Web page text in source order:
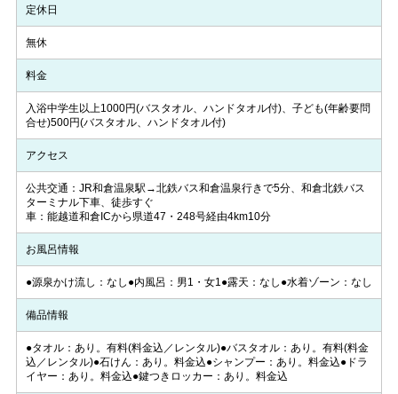
定休日
無休
料金
入浴中学生以上1000円(バスタオル、ハンドタオル付)、子ども(年齢要問
合せ)500円(バスタオル、ハンドタオル付)
アクセス
公共交通：JR和倉温泉駅→北鉄バス和倉温泉行きで5分、和倉北鉄バス
ターミナル下車、徒歩すぐ
車：能越道和倉ICから県道47・248号経由4km10分
お風呂情報
●源泉かけ流し：なし●内風呂：男1・女1●露天：なし●水着ゾーン：なし
備品情報
●タオル：あり。有料(料金込／レンタル)●バスタオル：あり。有料(料金
込／レンタル)●石けん：あり。料金込●シャンプー：あり。料金込●ドラ
イヤー：あり。料金込●鍵つきロッカー：あり。料金込